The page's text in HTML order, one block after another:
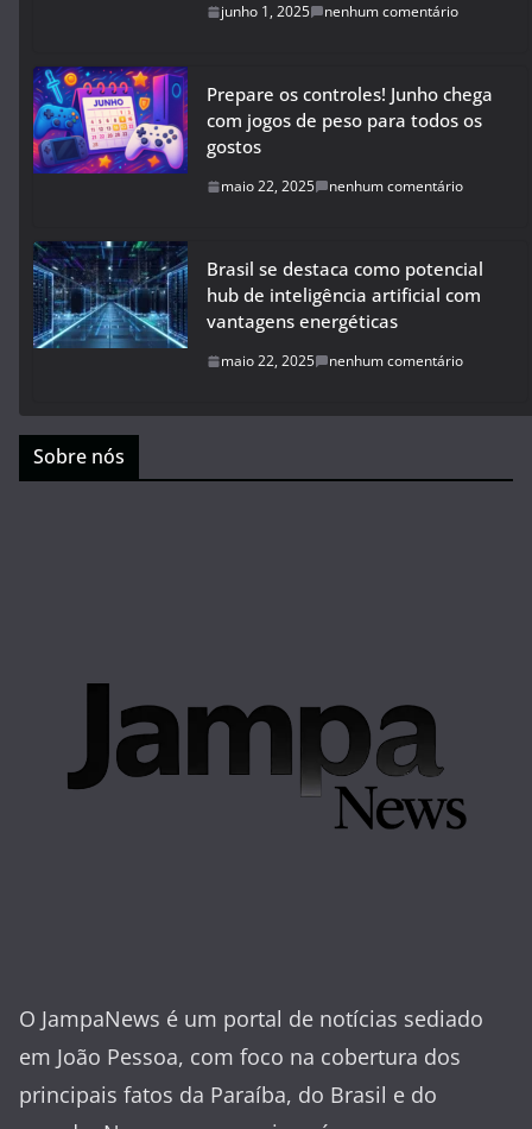
junho 1, 2025 nenhum comentário
Prepare os controles! Junho chega
com jogos de peso para todos os
gostos
maio 22, 2025 nenhum comentário
Brasil se destaca como potencial
hub de inteligência artificial com
vantagens energéticas
maio 22, 2025 nenhum comentário
Sobre nós
O JampaNews é um portal de notícias sediado
em João Pessoa, com foco na cobertura dos
principais fatos da Paraíba, do Brasil e do